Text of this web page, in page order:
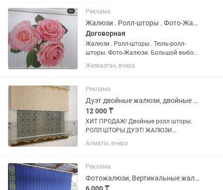
шторы Рулонные шторы...
Реклама
Жалюзи . Ролл-шторы . Фото-Жалюзи
Договорная
Жалюзи . Ролл-шторы . Тюль-ролл-
шторы. Фото-Жалюзи. Большой выбор
ткани
Жезказган, вчера
Реклама
Дуэт двойные жалюзи, двойные тюлевые ролл-шторы
12 000 ₸
ХИТ ПРОДАЖ! Двойные ролл шторы.
РОЛЛ ШТОРЫ ДУЭТ! ЖАЛЮЗИ
двойные! Двойные тюлевые жалюзи
Дуэт! Качественные турецкие ткани!
Выезд на замер бесплатно! Доставка
и...
Алматы, вчера
Реклама
Фотожалюзи, Вертикальные жалюзи с рисунком, фотопринт на жалюзи